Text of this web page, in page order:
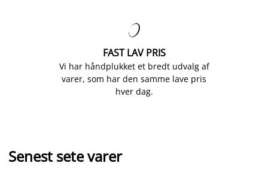

FAST LAV PRIS
Vi har håndplukket et bredt udvalg af
varer, som har den samme lave pris
hver dag.
Senest sete varer